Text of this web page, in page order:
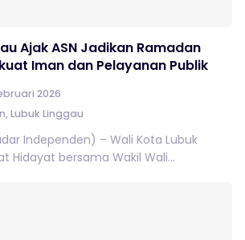
Ajak ASN Jadikan Ramadan
Iman dan Pelayanan Publik
2026
, Lubuk Linggau
Independen) – Wali Kota Lubuk
Hidayat bersama Wakil Wali...